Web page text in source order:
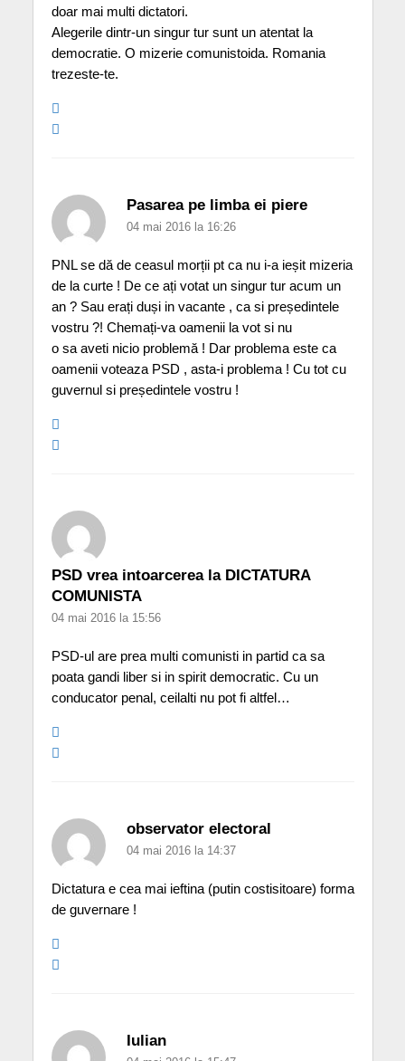
doar mai multi dictatori.
Alegerile dintr-un singur tur sunt un atentat la
democratie. O mizerie comunistoida. Romania
trezeste-te.
Pasarea pe limba ei piere
04 mai 2016 la 16:26
PNL se dă de ceasul morții pt ca nu i-a ieșit mizeria
de la curte ! De ce ați votat un singur tur acum un
an ? Sau erați duși in vacante , ca si președintele
vostru ?! Chemați-va oamenii la vot si nu
o sa aveti nicio problemă ! Dar problema este ca
oamenii voteaza PSD , asta-i problema ! Cu tot cu
guvernul si președintele vostru !
PSD vrea intoarcerea la DICTATURA
COMUNISTA
04 mai 2016 la 15:56
PSD-ul are prea multi comunisti in partid ca sa
poata gandi liber si in spirit democratic. Cu un
conducator penal, ceilalti nu pot fi altfel…
observator electoral
04 mai 2016 la 14:37
Dictatura e cea mai ieftina (putin costisitoare) forma
de guvernare !
Iulian